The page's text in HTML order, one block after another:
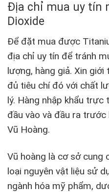
Địa chỉ mua uy tín
Dioxide
Để đặt mua được
địa chỉ uy tín để tránh
lượng, hàng giả. Xin
đủ tiêu chí đó với chất
lý. Hàng nhập khẩu
đầu vào và đầu ra
Vũ Hoàng.
Vũ hoàng là cơ sở cung
loại nguyên vật liệu sử
ngành hóa mỹ phẩm,